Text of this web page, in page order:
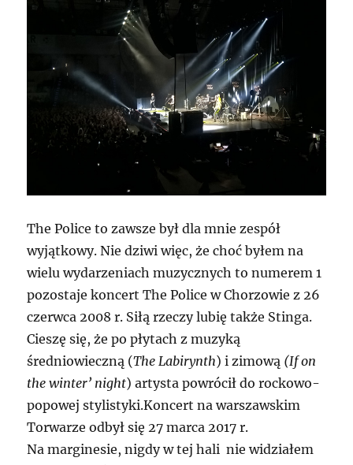
The Police to zawsze był dla mnie zespół
wyjątkowy. Nie dziwi więc, że choć byłem na
wielu wydarzeniach muzycznych to numerem 1
pozostaje koncert The Police w Chorzowie z 26
czerwca 2008 r. Siłą rzeczy lubię także Stinga.
Cieszę się, że po płytach z muzyką
średniowieczną (The Labirynth) i zimową (If on
the winter’ night) artysta powrócił do rockowo-
popowej stylistyki.Koncert na warszawskim
Torwarze odbył się 27 marca 2017 r.
Na marginesie, nigdy w tej hali nie widziałem